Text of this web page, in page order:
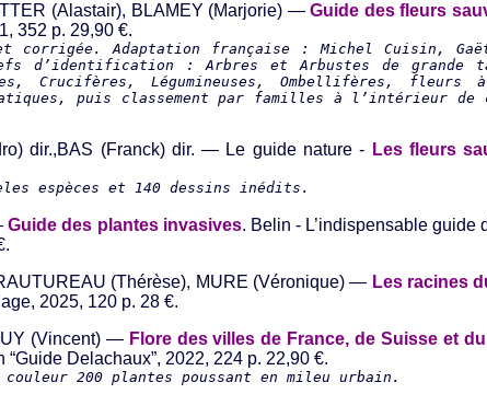
(Alastair), BLAMEY (Marjorie) —Guide des fleurs
352 p. 29,90 €.
corrigée. Adaptation française : Michel Cuisin,
d’identification : Arbres et Arbustes de grande
Crucifères, Légumineuses, Ombellifères, fleurs
puis classement par familles à l’intérieur de
dir.,BAS (Franck) dir. — Le guide nature - Les fleurs
espèces et 140 dessins inédits.
Guide des plantes invasives. Belin - L’indispensable guide
(Thérèse), MURE (Véronique) — Les racines
2025, 120 p. 28 €.
(Vincent) — Flore des villes de France, de Suisse et
Delachaux”, 2022, 224 p. 22,90 €.
200 plantes poussant en mileu urbain.